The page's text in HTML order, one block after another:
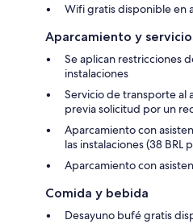
Wifi gratis disponible en
Aparcamiento y
Se aplican restricciones
instalaciones
Servicio de transporte al
previa solicitud por un
Aparcamiento con
las instalaciones (38 BRL
Aparcamiento con
Comida y bebida
Desayuno bufé gratis